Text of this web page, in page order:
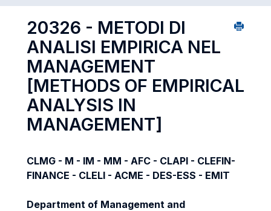
20326 - METODI DI
ANALISI EMPIRICA NEL
MANAGEMENT
[METHODS OF EMPIRICAL
ANALYSIS IN
MANAGEMENT]
CLMG - M - IM - MM - AFC - CLAPI - CLEFIN-
FINANCE - CLELI - ACME - DES-ESS - EMIT
Department of Management and